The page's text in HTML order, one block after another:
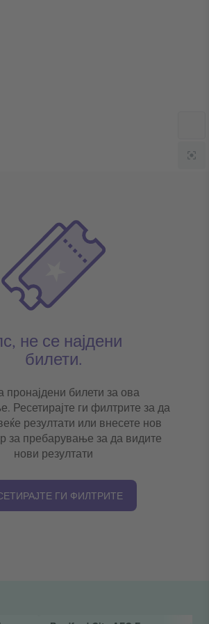
не се најдени
билети.
пронајдени билети за ова
Ресетирајте ги филтрите за да
резултати или внесете нов
за пребарување за да видите
нови резултати
ГИ ФИЛТРИТЕ